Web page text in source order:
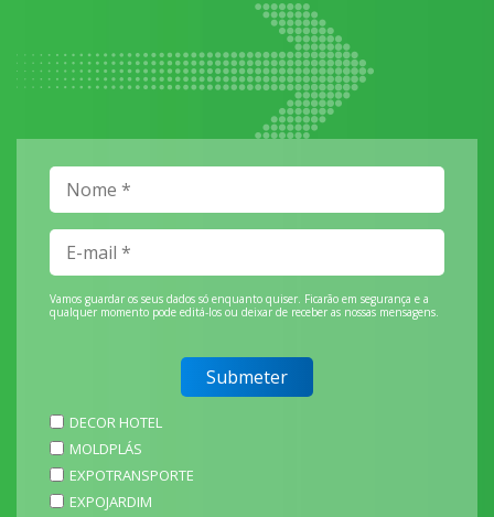
Vamos guardar os seus dados só enquanto quiser. Ficarão em segurança e a
qualquer momento pode editá-los ou deixar de receber as nossas mensagens.
DECOR HOTEL
MOLDPLÁS
EXPOTRANSPORTE
EXPOJARDIM